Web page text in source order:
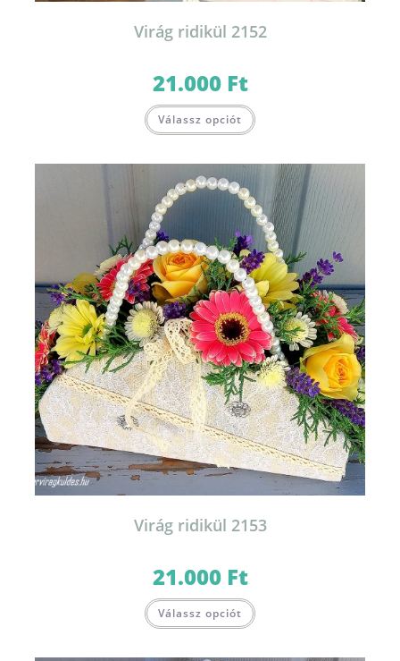
Virág ridikül 2152
21.000 Ft
Válassz opciót
Virág ridikül 2153
21.000 Ft
Válassz opciót